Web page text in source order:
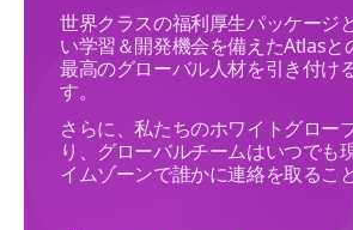
世界クラスの福利厚生パッケージ
い学習＆開発機会を備えたAtlasと
最高のグローバル人材を引き付け
す。
さらに、私たちのホワイトグロー
り、グローバルチームはいつでも
イムゾーンで誰かに連絡を取るこ